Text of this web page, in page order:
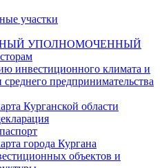
участки
УПОЛНОМОЧЕННЫЙ
инвестиционного климата и
предпринимательства
Курганской области
города Кургана
объектов и